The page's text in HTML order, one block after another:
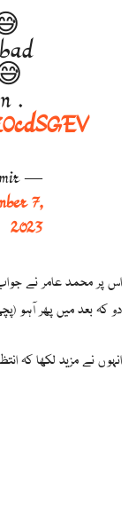
.
7,
2023
اس پر محمد عامر نے
دو کہ بعد میں پھر آہو
انہوں نے مزید لکھا کہ